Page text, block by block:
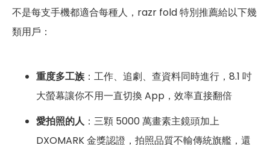
不是每支手機都適合每種人，razr fold 特別推薦給以下幾
類用戶：
重度多工族 ：工作、追劇、查資料同時進行，8.1 吋
大螢幕讓你不用一直切換 App，效率直接翻倍
愛拍照的人：三顆 5000 萬畫素主鏡頭加上
DXOMARK 金獎認證，拍照品質不輸傳統旗艦，還